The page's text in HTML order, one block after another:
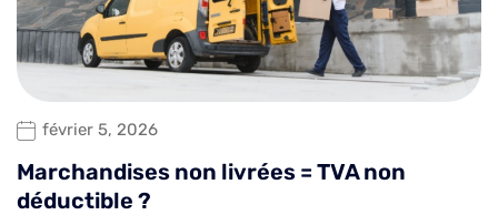
février 5, 2026
Marchandises non livrées = TVA non
déductible ?